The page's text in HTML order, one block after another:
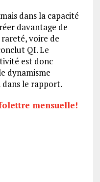
dans la capacité
davantage de
voire de
QI. Le
est donc
dynamisme
le rapport.
mensuelle!